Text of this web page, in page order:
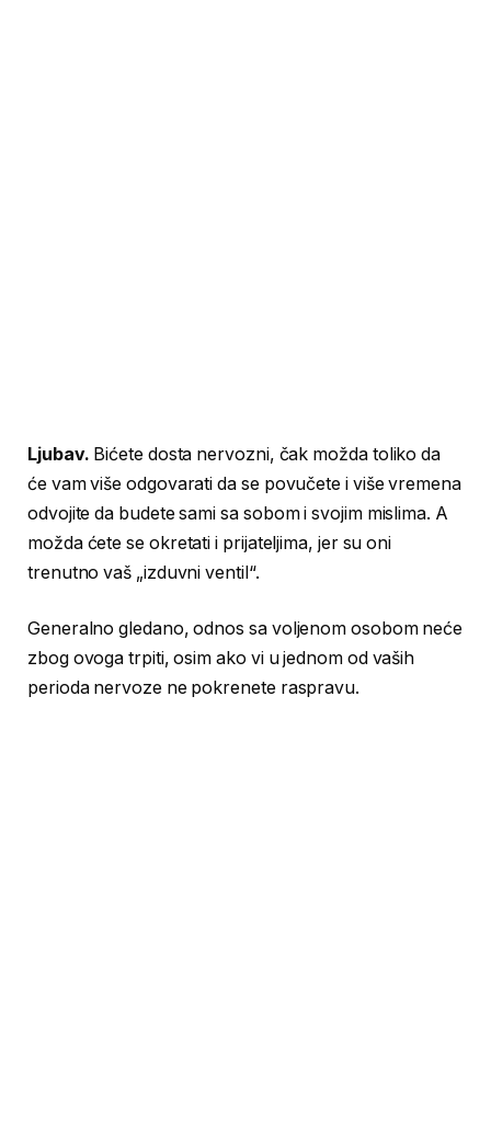
Ljubav. Bićete dosta nervozni, čak možda toliko da
će vam više odgovarati da se povučete i više vremena
odvojite da budete sami sa sobom i svojim mislima. A
možda ćete se okretati i prijateljima, jer su oni
trenutno vaš „izduvni ventil“.
Generalno gledano, odnos sa voljenom osobom neće
zbog ovoga trpiti, osim ako vi u jednom od vaših
perioda nervoze ne pokrenete raspravu.